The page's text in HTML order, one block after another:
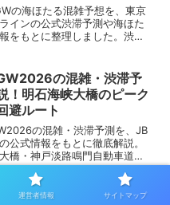
の海ほたる混雑予想を、東京
インの公式渋滞予測や海ほた
をもとに整理しました。渋滞
踏まえつつ、現実的な回り方
す。
の混雑・渋滞予
！明石海峡大橋のピーク
避ルート
の混雑・渋滞予測を、JB
公式情報をもとに徹底解説。
橋・神戸淡路鳴門自動車道の
、駐車場事情、観光しやすい
快適に動くための回避ルートま
の人にもわかりやすくまとめ
の混雑予想！渋
運営者情報 サイトマップ